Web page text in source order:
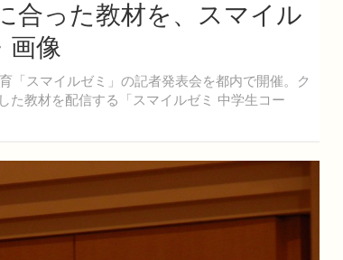
合った教材を、スマイル
画像
スマイルゼミ」の記者発表会を都内で開催。ク
た教材を配信する「スマイルゼミ 中学生コー